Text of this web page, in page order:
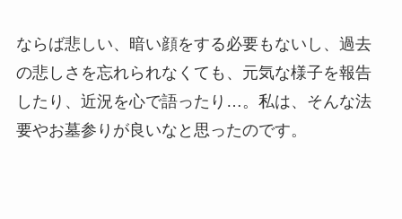
ならば悲しい、暗い顔をする必要もないし、過去
の悲しさを忘れられなくても、元気な様子を報告
したり、近況を心で語ったり…。私は、そんな法
要やお墓参りが良いなと思ったのです。